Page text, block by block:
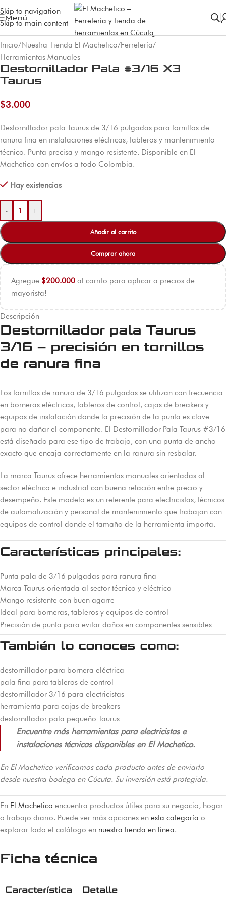
Skip to navigation
Skip to main content
Menú
Inicio/Nuestra Tienda El Machetico/Ferretería/
Herramientas Manuales
Destornillador Pala #3/16 X3
Taurus
$3.000
Destornillador pala Taurus de 3/16 pulgadas para tornillos de
ranura fina en instalaciones eléctricas, tableros y mantenimiento
técnico. Punta precisa y mango resistente. Disponible en El
Machetico con envíos a todo Colombia.
Hay existencias
- +
Añadir al carrito
Comprar ahora
Agregue $200.000 al carrito para aplicar a precios de
mayorista!
Descripción
Destornillador pala Taurus
3/16 – precisión en tornillos
de ranura fina
Los tornillos de ranura de 3/16 pulgadas se utilizan con frecuencia
en borneras eléctricas, tableros de control, cajas de breakers y
equipos de instalación donde la precisión de la punta es clave
para no dañar el componente. El Destornillador Pala Taurus #3/16
está diseñado para ese tipo de trabajo, con una punta de ancho
exacto que encaja correctamente en la ranura sin resbalar.
La marca Taurus ofrece herramientas manuales orientadas al
sector eléctrico e industrial con buena relación entre precio y
desempeño. Este modelo es un referente para electricistas, técnicos
de automatización y personal de mantenimiento que trabajan con
equipos de control donde el tamaño de la herramienta importa.
Características principales:
Punta pala de 3/16 pulgadas para ranura fina
Marca Taurus orientada al sector técnico y eléctrico
Mango resistente con buen agarre
Ideal para borneras, tableros y equipos de control
Precisión de punta para evitar daños en componentes sensibles
También lo conoces como:
destornillador para bornera eléctrica
pala fina para tableros de control
destornillador 3/16 para electricistas
herramienta para cajas de breakers
destornillador pala pequeño Taurus
Encuentre más herramientas para electricistas e
instalaciones técnicas disponibles en El Machetico.
En El Machetico verificamos cada producto antes de enviarlo
desde nuestra bodega en Cúcuta. Su inversión está protegida.
En El Machetico encuentra productos útiles para su negocio, hogar
o trabajo diario. Puede ver más opciones en esta categoría o
explorar todo el catálogo en nuestra tienda en línea.
Ficha técnica
Característica Detalle